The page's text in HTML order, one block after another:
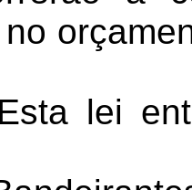
Esta lei